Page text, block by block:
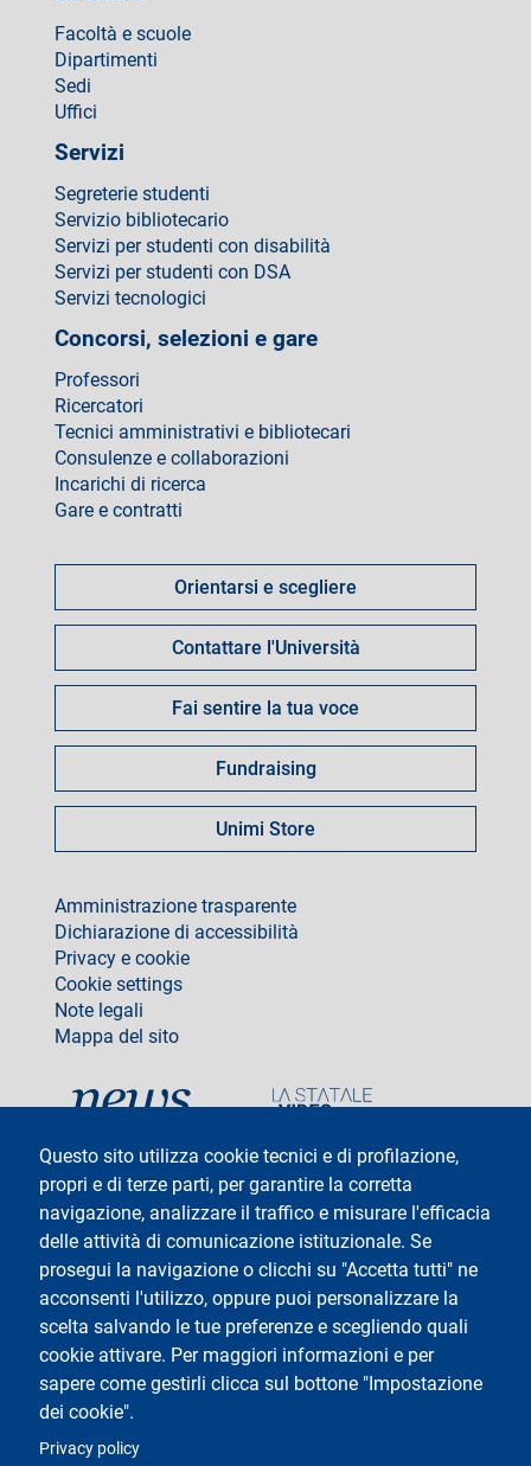
Questo sito utilizza cookie tecnici e di profilazione,
propri e di terze parti, per garantire la corretta
navigazione, analizzare il traffico e misurare l'efficacia
delle attività di comunicazione istituzionale. Se
prosegui la navigazione o clicchi su "Accetta tutti" ne
acconsenti l'utilizzo, oppure puoi personalizzare la
scelta salvando le tue preferenze e scegliendo quali
cookie attivare. Per maggiori informazioni e per
sapere come gestirli clicca sul bottone "Impostazione
dei cookie".
Privacy policy
Facoltà e scuole
Dipartimenti
Sedi
Uffici
Servizi
Segreterie studenti
Servizio bibliotecario
Servizi per studenti con disabilità
Servizi per studenti con DSA
Servizi tecnologici
Concorsi, selezioni e gare
Professori
Ricercatori
Tecnici amministrativi e bibliotecari
Consulenze e collaborazioni
Incarichi di ricerca
Gare e contratti
fare
Orientarsi e scegliere
Contattare l'Università
Fai sentire la tua voce
Fundraising
Unimi Store
footer
Amministrazione trasparente
Dichiarazione di accessibilità
Privacy e cookie
Cookie settings
Note legali
Mappa del sito
Testo
Università degli Studi di Milano
Via Festa del Perdono 7 - 20122 Milano
Tel: +39 02 5032 5032
InformaStudenti
Posta Elettronica Certificata
C.F. 80012650158 - P.I. 03064870151
Codice LEI
social
Logo